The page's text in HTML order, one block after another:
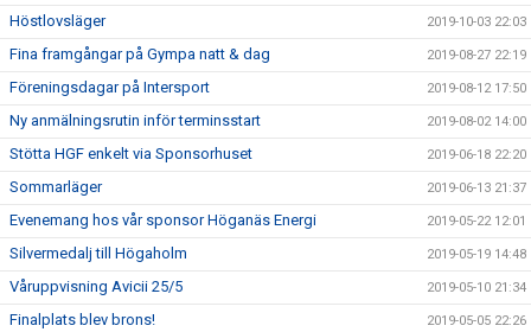
Höstlovsläger 2019-10-03 22:03
Fina framgångar på Gympa natt & dag 2019-08-27 22:19
Föreningsdagar på Intersport 2019-08-12 17:50
Ny anmälningsrutin inför terminsstart 2019-08-02 14:00
Stötta HGF enkelt via Sponsorhuset 2019-06-18 22:20
Sommarläger 2019-06-13 21:37
Evenemang hos vår sponsor Höganäs Energi 2019-05-22 12:01
Silvermedalj till Högaholm 2019-05-19 14:48
Våruppvisning Avicii 25/5 2019-05-10 21:34
Finalplats blev brons! 2019-05-05 22:26